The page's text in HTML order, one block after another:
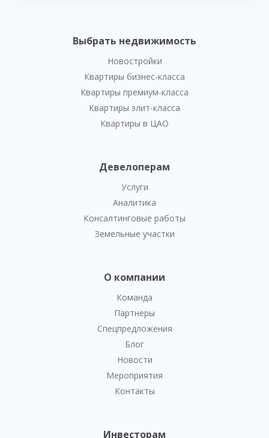
Выбрать недвижимость
Новостройки
Квартиры бизнес-класса
Квартиры премиум-класса
Квартиры элит-класса
Квартиры в ЦАО
Девелоперам
Услуги
Аналитика
Консалтинговые работы
Земельные участки
О компании
Команда
Партнеры
Спецпредложения
Блог
Новости
Мероприятия
Контакты
Инвесторам